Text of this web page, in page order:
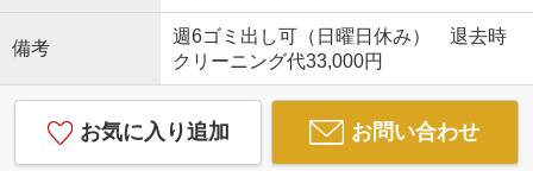
備考
週6ゴミ出し可（日曜日休み） 退去時
クリーニング代33,000円
お気に入り追加 お問い合わせ